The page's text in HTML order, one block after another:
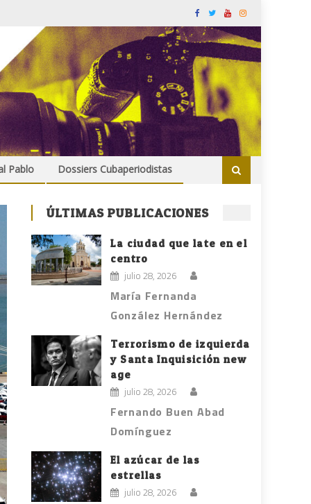
Pablo Dossiers Cubaperiodistas
ÚLTIMAS PUBLICACIONES
La ciudad que late en el
centro
julio 28, 2026
María Fernanda
González Hernández
Terrorismo de izquierda
y Santa Inquisición new
age
julio 28, 2026
Fernando Buen Abad
Domínguez
El azúcar de las
estrellas
julio 28, 2026